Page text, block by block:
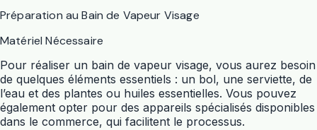
Préparation au Bain de Vapeur Visage
Matériel Nécessaire
Pour réaliser un bain de vapeur visage, vous aurez besoin
de quelques éléments essentiels : un bol, une serviette, de
l’eau et des plantes ou huiles essentielles. Vous pouvez
également opter pour des appareils spécialisés disponibles
dans le commerce, qui facilitent le processus.